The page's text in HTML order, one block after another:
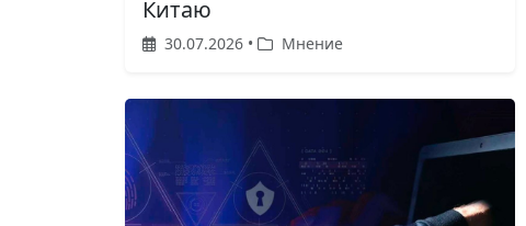
Китаю
30.07.2026 • Мнение